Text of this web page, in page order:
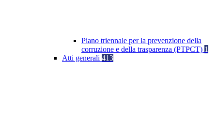
Piano triennale per la prevenzione della
corruzione e della trasparenza (PTPCT) 1
Atti generali 413